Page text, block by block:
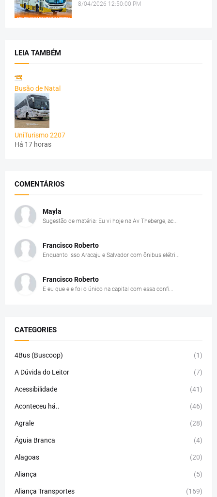
8/04/2026 12:50:00 PM
LEIA TAMBÉM
Busão de Natal
UniTurismo 2207
Há 17 horas
COMENTÁRIOS
Mayla
Sugestão de matéria: Eu vi hoje na Av Theberge, ac...
Francisco Roberto
Enquanto isso Aracaju e Salvador com ônibus elétri...
Francisco Roberto
E eu que ele foi o único na capital com essa confi...
CATEGORIES
4Bus (Buscoop) (1)
A Dúvida do Leitor (7)
Acessibilidade (41)
Aconteceu há.. (46)
Agrale (28)
Águia Branca (4)
Alagoas (20)
Aliança (5)
Aliança Transportes (169)